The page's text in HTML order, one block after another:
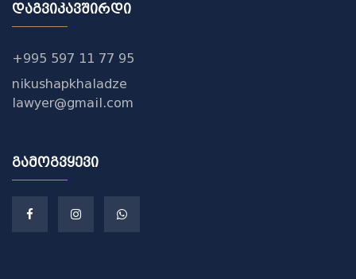
დაგვიკავშირდი
+995 597 11 77 95
nikushapkhaladze
lawyer@gmail.com
გამოგვყევი